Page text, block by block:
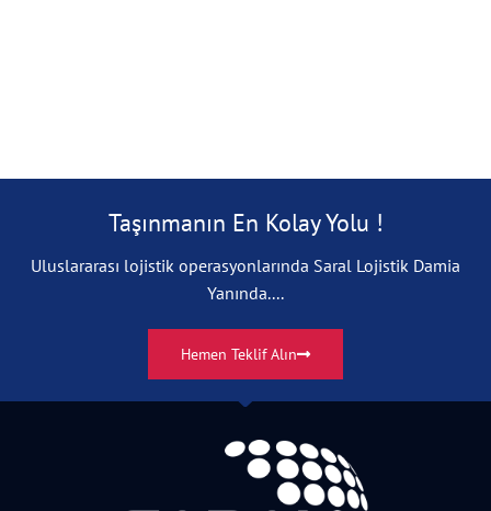
Taşınmanın En Kolay Yolu !
Uluslararası lojistik operasyonlarında Saral Lojistik Damia
Yanında....
Hemen Teklif Alın